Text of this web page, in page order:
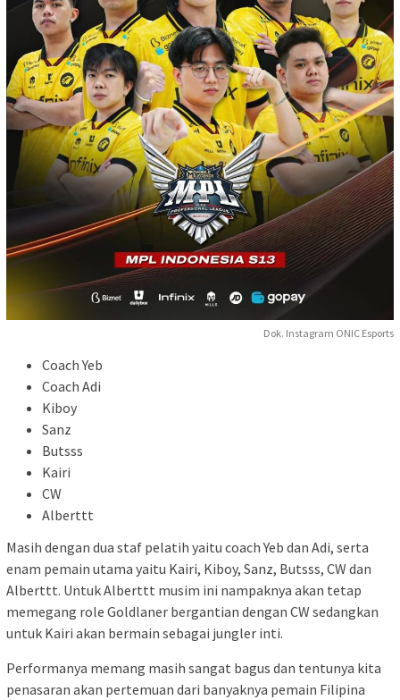
Dok. Instagram ONIC Esports
Coach Yeb
Coach Adi
Kiboy
Sanz
Butsss
Kairi
CW
Alberttt
Masih dengan dua staf pelatih yaitu coach Yeb dan Adi, serta
enam pemain utama yaitu Kairi, Kiboy, Sanz, Butsss, CW dan
Alberttt. Untuk Alberttt musim ini nampaknya akan tetap
memegang role Goldlaner bergantian dengan CW sedangkan
untuk Kairi akan bermain sebagai jungler inti.
Performanya memang masih sangat bagus dan tentunya kita
penasaran akan pertemuan dari banyaknya pemain Filipina